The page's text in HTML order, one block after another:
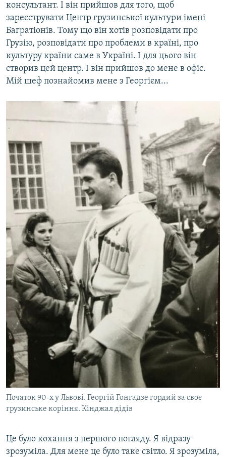
консультант. І він прийшов для того, щоб
зареєструвати Центр грузинської культури імені
Багратіонів. Тому що він хотів розповідати про
Грузію, розповідати про проблеми в країні, про
культуру країни саме в Україні. І для цього він
створив цей центр. І він прийшов до мене в офіс.
Мій шеф познайомив мене з Георгієм...
Початок 90-х у Львові. Георгій Гонгадзе гордий за своє
грузинське коріння. Кінджал дідів
Це було кохання з першого погляду. Я відразу
зрозуміла. Для мене це було таке світло. Я зрозуміла,